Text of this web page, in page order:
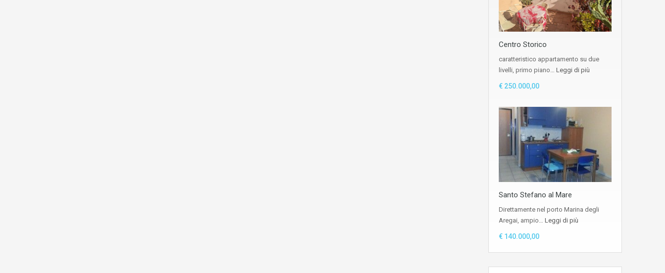
Centro Storico
caratteristico appartamento su due
livelli, primo piano… Leggi di più
€ 250.000,00
Santo Stefano al Mare
Direttamente nel porto Marina degli
Aregai, ampio… Leggi di più
€ 140.000,00